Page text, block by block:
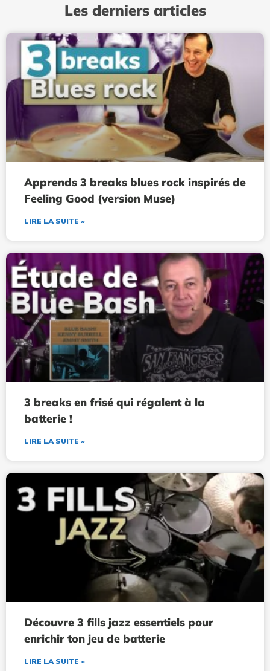
Les derniers articles
Apprends 3 breaks blues rock inspirés de
Feeling Good (version Muse)
LIRE LA SUITE »
3 breaks en frisé qui régalent à la
batterie !
LIRE LA SUITE »
Découvre 3 fills jazz essentiels pour
enrichir ton jeu de batterie
LIRE LA SUITE »